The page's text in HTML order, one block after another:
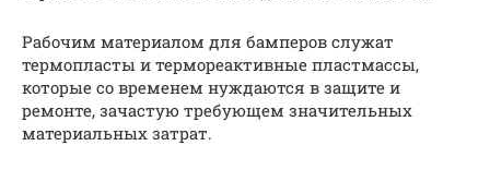
Рабочим материалом для бамперов служат
термопласты и термореактивные пластмассы,
которые со временем нуждаются в защите и
ремонте, зачастую требующем значительных
материальных затрат.